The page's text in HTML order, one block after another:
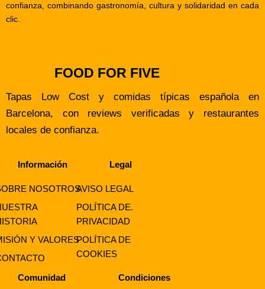
confianza, combinando gastronomía, cultura y solidaridad en cada
clic.
FOOD FOR FIVE
Tapas Low Cost y comidas típicas española en
Barcelona, con reviews verificadas y restaurantes
locales de confianza.
Información Legal
NOSOTROS
Y VALORES
AVISO LEGAL
POLÍTICA DE.
PRIVACIDAD
POLÍTICA DE
COOKIES
Comunidad Condiciones